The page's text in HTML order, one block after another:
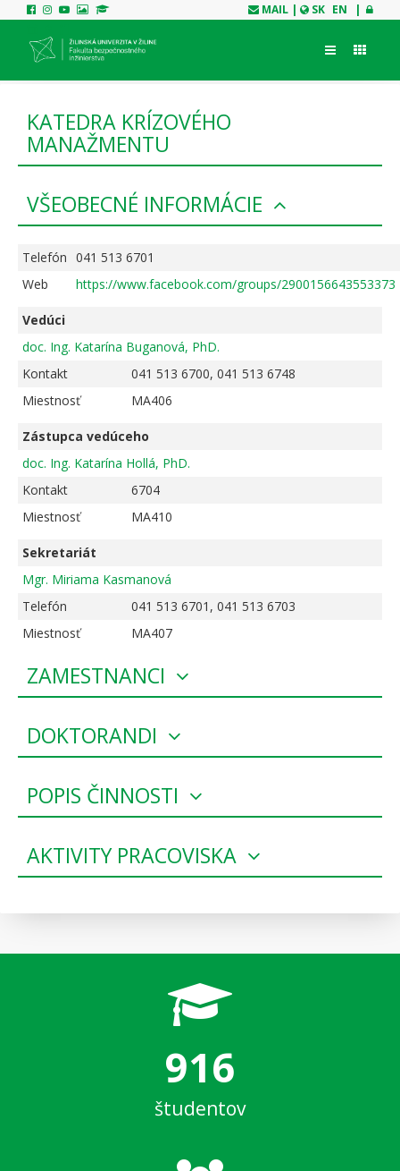
MAIL| SK EN |
KATEDRA KRÍZOVÉHO
MANAŽMENTU
VŠEOBECNÉ INFORMÁCIE
Telefón 041 513 6701
Web
https://www.facebook.com/groups/2900156643553373
Vedúci
doc. Ing. Katarína Buganová, PhD.
Kontakt
041 513 6700, 041 513 6748
Miestnosť
MA406
Zástupca vedúceho
doc. Ing. Katarína Hollá, PhD.
Kontakt
6704
Miestnosť
MA410
Sekretariát
Mgr. Miriama Kasmanová
Telefón
041 513 6701, 041 513 6703
Miestnosť
MA407
ZAMESTNANCI
DOKTORANDI
POPIS ČINNOSTI
AKTIVITY PRACOVISKA
916
študentov